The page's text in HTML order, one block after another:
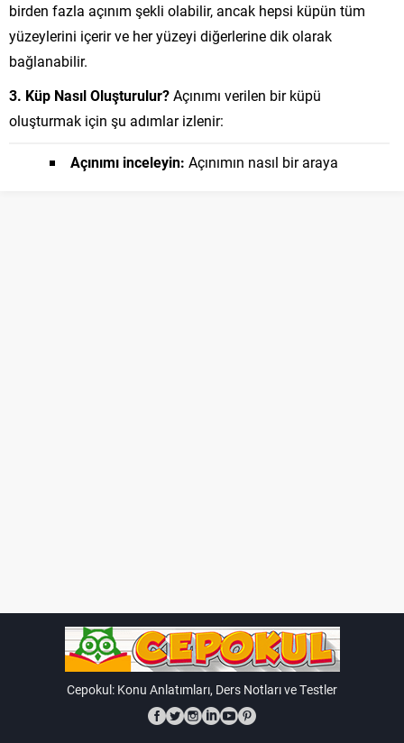
birden fazla açınım şekli olabilir, ancak hepsi küpün tüm
yüzeylerini içerir ve her yüzeyi diğerlerine dik olarak
bağlanabilir.
3. Küp Nasıl Oluşturulur?Açınımı verilen bir küpü
oluşturmak için şu adımlar izlenir:
Açınımı inceleyin: Açınımın nasıl bir araya
Cepokul: Konu Anlatımları, Ders Notları ve Testler